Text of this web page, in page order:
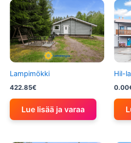
Lampimökki
422.85€
Lue lisää ja varaa
Hil-
0.00